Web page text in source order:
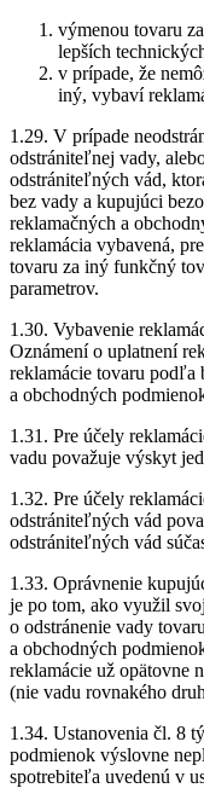
výmenou tovaru
lepších
v prípade, že
iný, vybaví
1.29. V prípade
odstrániteľnej vady,
odstrániteľných vád,
bez vady a kupujúci
reklamačných a
reklamácia vybavená,
tovaru za iný funkčný
parametrov.
1.30. Vybavenie
Oznámení o uplatnení
reklamácie tovaru podľa
a obchodných
1.31. Pre účely
vadu považuje výskyt
1.32. Pre účely
odstrániteľných vád
odstrániteľných vád
1.33. Oprávnenie
je po tom, ako využil
o odstránenie vady
a obchodných
reklamácie už opätovne
(nie vadu rovnakého
1.34. Ustanovenia čl. 8
podmienok výslovne
spotrebiteľa uvedenú v